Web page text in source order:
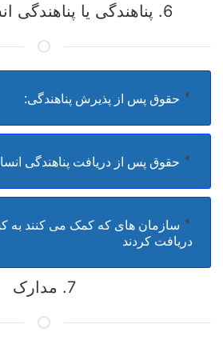
6. پناهندگی یا پناهندگی انسان دوستانه
حقوق پس از پذیرش پناهندگی:
حقوق پس از دریافت پناهندگی
سازمان های که کمک می کنند به
دریافت کردند
7. مدارک